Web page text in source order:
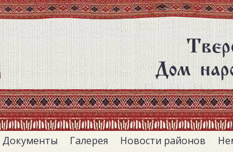
Дом
Документы Галерея Новости районов